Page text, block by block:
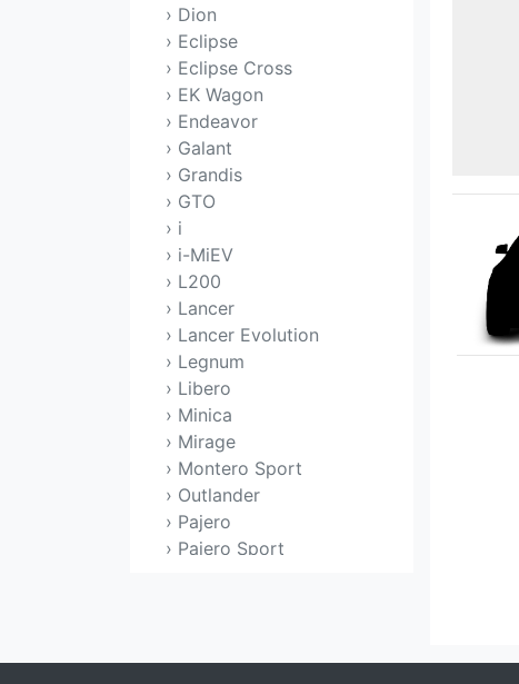
› Dion
› Eclipse
› Eclipse Cross
› EK Wagon
› Endeavor
› Galant
› Grandis
› GTO
› i
› i-MiEV
› L200
› Lancer
› Lancer Evolution
› Legnum
› Libero
› Minica
› Mirage
› Montero Sport
› Outlander
› Pajero
› Pajero Sport